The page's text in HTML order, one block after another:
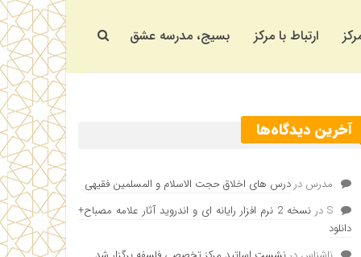
ارتباط با مرکز بسیج، مدرسه عشق
آخرین دیدگاه‌ها
مدرس در درس های اخلاق حجت الاسلام و المسلمین فقیهی
Sدر
نسخه 2 نرم افزار رایانه ای و اندروید آثار علامه مصباح+
دانلود